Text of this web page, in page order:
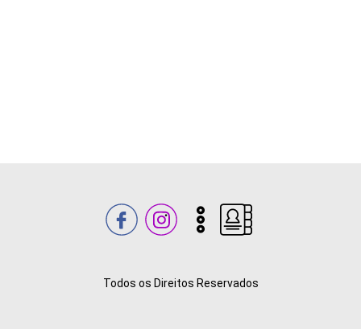
Todos os Direitos Reservados